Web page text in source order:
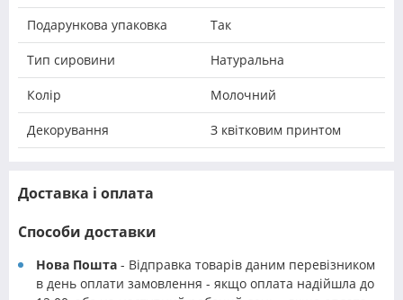
Подарункова упаковка Так
Тип сировини Натуральна
Колір Молочний
Декорування З квітковим принтом
Доставка і оплата
Способи доставки
Нова Пошта - Відправка товарів даним перевізником
в день оплати замовлення - якщо оплата надійшла до